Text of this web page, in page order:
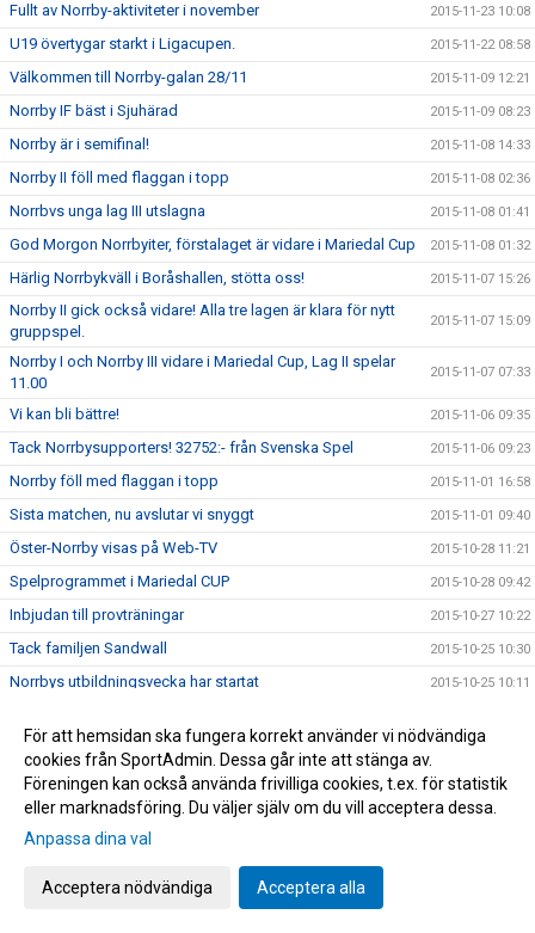
Fullt av Norrby-aktiviteter i november 2015-11-23 10:08
U19 övertygar starkt i Ligacupen. 2015-11-22 08:58
Välkommen till Norrby-galan 28/11 2015-11-09 12:21
Norrby IF bäst i Sjuhärad 2015-11-09 08:23
Norrby är i semifinal! 2015-11-08 14:33
Norrby II föll med flaggan i topp 2015-11-08 02:36
Norrbvs unga lag III utslagna 2015-11-08 01:41
God Morgon Norrbyiter, förstalaget är vidare i Mariedal Cup 2015-11-08 01:32
Härlig Norrbykväll i Boråshallen, stötta oss! 2015-11-07 15:26
Norrby II gick också vidare! Alla tre lagen är klara för nytt
gruppspel.
2015-11-07 15:09
Norrby I och Norrby III vidare i Mariedal Cup, Lag II spelar
11.00
2015-11-07 07:33
Vi kan bli bättre! 2015-11-06 09:35
Tack Norrbysupporters! 32752:- från Svenska Spel 2015-11-06 09:23
Norrby föll med flaggan i topp 2015-11-01 16:58
Sista matchen, nu avslutar vi snyggt 2015-11-01 09:40
Öster-Norrby visas på Web-TV 2015-10-28 11:21
Spelprogrammet i Mariedal CUP 2015-10-28 09:42
Inbjudan till provträningar 2015-10-27 10:22
Tack familjen Sandwall 2015-10-25 10:30
Norrbys utbildningsvecka har startat 2015-10-25 10:11
Vi har klarat nytt kontrakt! 2015-10-24 17:56
Årets viktigaste match 2015-10-23 19:10
Norrbys P15 spelar DM/SM-kval i Futsal 2015-10-23 10:20
Nu gäller det! Vinna eller försvinna!
Grattis Raymond Fridén
För att hemsidan ska fungera korrekt använder vi nödvändiga
cookies från SportAdmin. Dessa går inte att stänga av.
Föreningen kan också använda frivilliga cookies, t.ex. för statistik
eller marknadsföring. Du väljer själv om du vill acceptera dessa.
Anpassa dina val
Acceptera nödvändiga Acceptera alla